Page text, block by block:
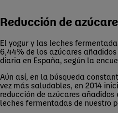
Reducción de
El yogur y las leches
6,44% de los azúcares
diaria en España, según la
Aún así, en la búsqueda
vez más saludables, en 2014
reducción de azúcares añadidos
leches fermentadas de nuestro